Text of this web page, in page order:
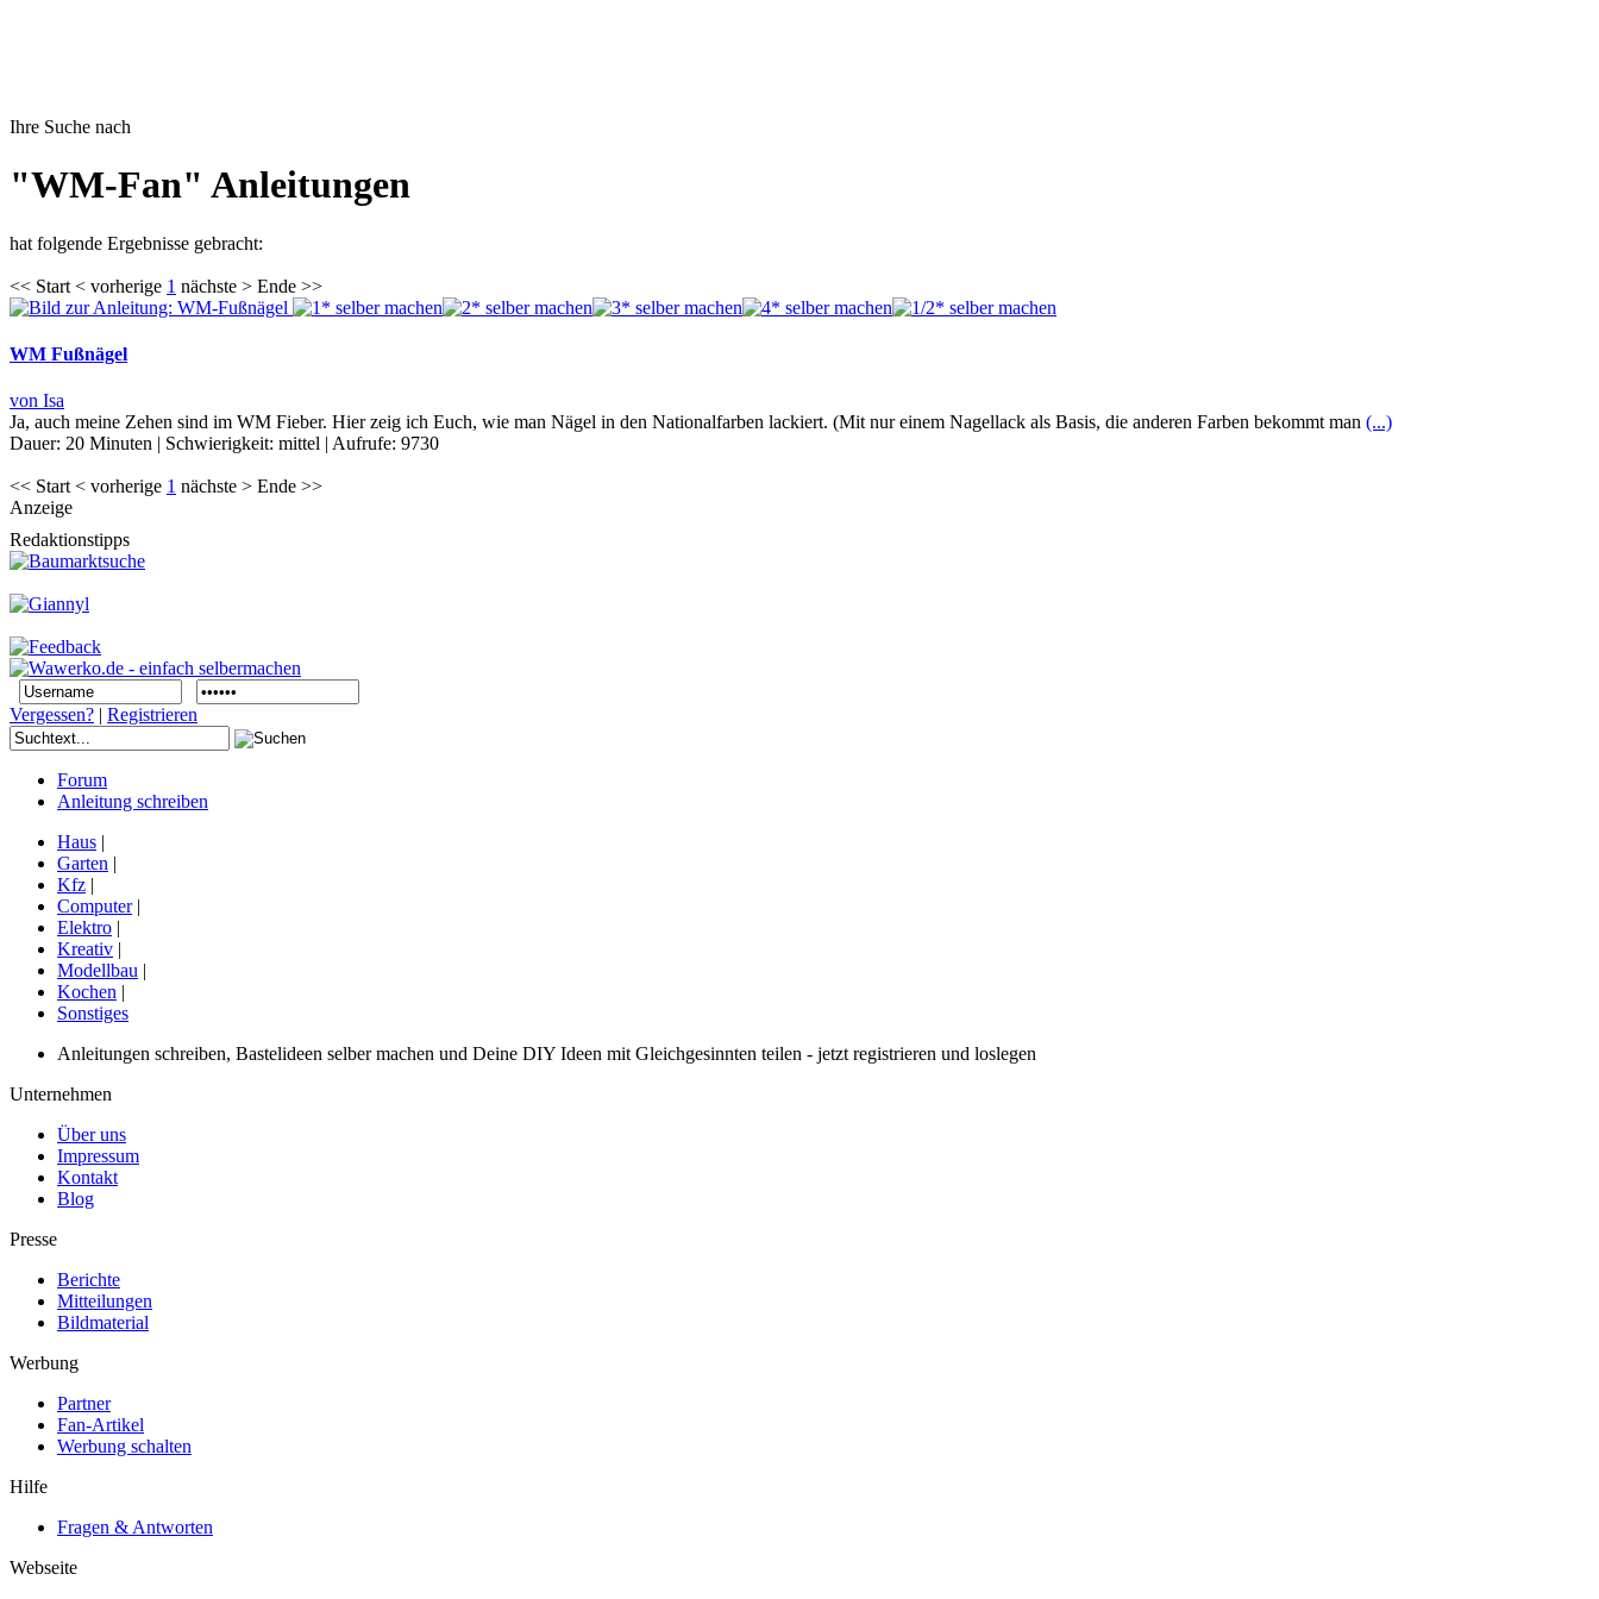
Ihre Suche nach
"WM-Fan" Anleitungen
hat folgende Ergebnisse gebracht:
<< Start < vorherige 1 nächste > Ende >>
WM Fußnägel
von Isa
Ja, auch meine Zehen sind im WM Fieber. Hier zeig ich Euch, wie man Nägel in den Nationalfarben lackiert. (Mit nur einem Nagellack als Basis, die anderen Farben bekommt man (...)
Dauer: 20 Minuten | Schwierigkeit: mittel | Aufrufe: 9730
<< Start < vorherige 1 nächste > Ende >>
Anzeige
Redaktionstipps
Vergessen? | Registrieren
Forum
Anleitung schreiben
Haus |
Garten |
Kfz |
Computer|
Elektro |
Kreativ |
Modellbau |
Kochen |
Sonstiges
Anleitungen schreiben, Bastelideen selber machen und Deine DIY Ideen mit Gleichgesinnten teilen - jetzt registrieren und loslegen
Unternehmen
Über uns
Impressum
Kontakt
Blog
Presse
Berichte
Mitteilungen
Bildmaterial
Werbung
Partner
Fan-Artikel
Werbung schalten
Hilfe
Fragen & Antworten
Webseite